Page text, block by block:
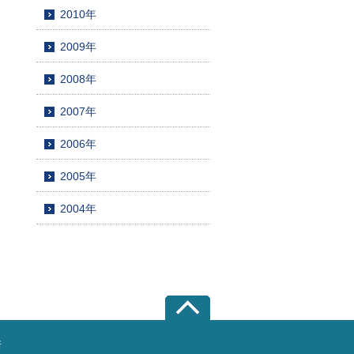
2010年
2009年
2008年
2007年
2006年
2005年
2004年